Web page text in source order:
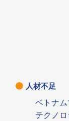
人材不足
ベトナム
テクノ